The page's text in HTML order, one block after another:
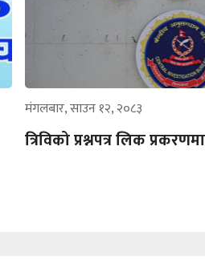
मंगलबार, साउन १२, २०८३
त्रिविको प्रश्नपत्र लिक